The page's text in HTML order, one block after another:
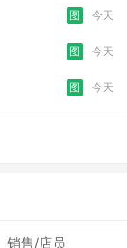
图 今天
图 今天
图 今天
销售/店员